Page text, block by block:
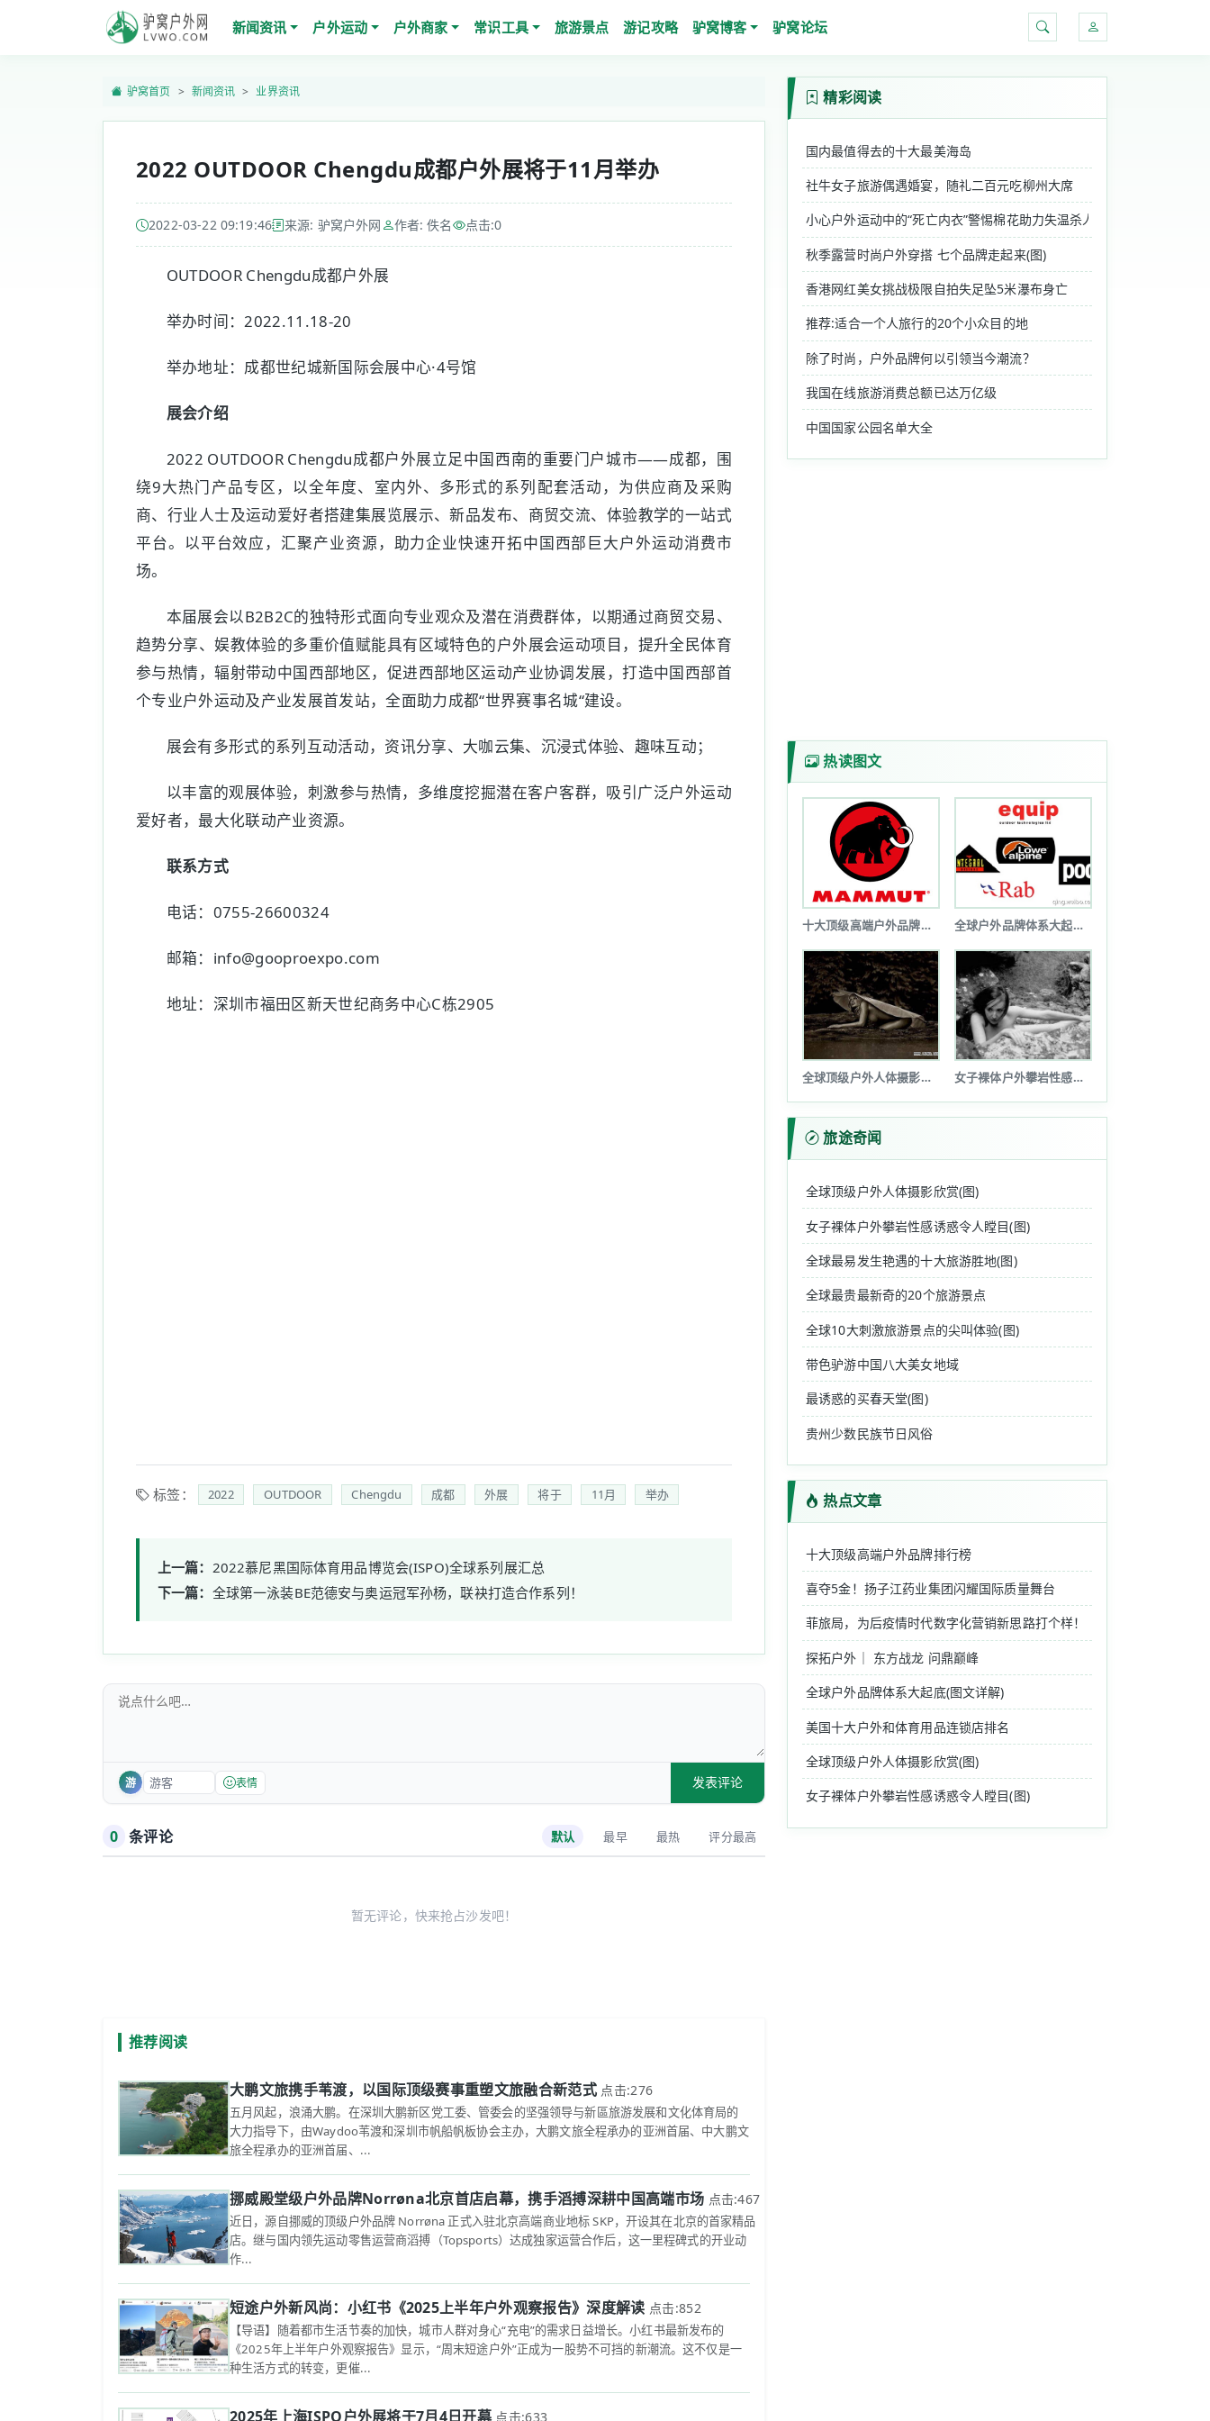
新闻资讯 户外运动 户外商家 常识工具 旅游景点 游记攻略 驴窝博客 驴窝论坛
搜索
驴窝首页 新闻资讯 业界资讯
2022 OUTDOOR Chengdu成都户外展将于11月举办
2022-03-22 09:19:46 来源: 驴窝户外网 作者: 佚名 点击:0
OUTDOOR Chengdu成都户外展
举办时间：2022.11.18-20
举办地址：成都世纪城新国际会展中心·4号馆
展会介绍
2022 OUTDOOR Chengdu成都户外展立足中国西南的重要门户城市——成都，围
绕9大热门产品专区，以全年度、室内外、多形式的系列配套活动，为供应商及采购
商、行业人士及运动爱好者搭建集展览展示、新品发布、商贸交流、体验教学的一站式
平台。以平台效应，汇聚产业资源，助力企业快速开拓中国西部巨大户外运动消费市
场。
本届展会以B2B2C的独特形式面向专业观众及潜在消费群体，以期通过商贸交易、
趋势分享、娱教体验的多重价值赋能具有区域特色的户外展会运动项目，提升全民体育
参与热情，辐射带动中国西部地区，促进西部地区运动产业协调发展，打造中国西部首
个专业户外运动及产业发展首发站，全面助力成都“世界赛事名城“建设。
展会有多形式的系列互动活动，资讯分享、大咖云集、沉浸式体验、趣味互动；
以丰富的观展体验，刺激参与热情，多维度挖掘潜在客户客群，吸引广泛户外运动
爱好者，最大化联动产业资源。
联系方式
电话：0755-26600324
邮箱： info@gooproexpo.com
地址：深圳市福田区新天世纪商务中心C栋2905
标签： 2022 OUTDOOR Chengdu 成都 外展 将于 11月 举办
上一篇： 2022慕尼黑国际体育用品博览会(ISPO)全球系列展汇总
下一篇： 全球第一泳装BE范德安与奥运冠军孙杨，联袂打造合作系列！
游 表情 发表评论
0 条评论 默认 最早 最热 评分最高
暂无评论，快来抢占沙发吧！
推荐阅读
大鹏文旅携手苇渡，以国际顶级赛事重塑文旅融合新范式 点击:276
五月风起，浪涌大鹏。在深圳大鹏新区党工委、管委会的坚强领导与新區旅游发展和文化体育局的
大力指导下，由Waydoo苇渡和深圳市帆船帆板协会主办，大鹏文旅全程承办的亚洲首届、中大鹏文
旅全程承办的亚洲首届、...
挪威殿堂级户外品牌Norrøna北京首店启幕，携手滔搏深耕中国高端市场 点击:467
近日，源自挪威的顶级户外品牌 Norrøna 正式入驻北京高端商业地标 SKP，开设其在北京的首家精品
店。继与国内领先运动零售运营商滔搏（Topsports）达成独家运营合作后，这一里程碑式的开业动
作...
短途户外新风尚：小红书《2025上半年户外观察报告》深度解读 点击:852
【导语】随着都市生活节奏的加快，城市人群对身心“充电”的需求日益增长。小红书最新发布的
《2025年上半年户外观察报告》显示，“周末短途户外”正成为一股势不可挡的新潮流。这不仅是一
种生活方式的转变，更催...
2025年上海ISPO户外展将于7月4日开幕 点击:633
精彩阅读
国内最值得去的十大最美海岛
社牛女子旅游偶遇婚宴，随礼二百元吃柳州大席
小心户外运动中的“死亡内衣”警惕棉花助力失温杀人
秋季露营时尚户外穿搭 七个品牌走起来(图)
香港网红美女挑战极限自拍失足坠5米瀑布身亡
推荐:适合一个人旅行的20个小众目的地
除了时尚，户外品牌何以引领当今潮流？
我国在线旅游消费总额已达万亿级
中国国家公园名单大全
热读图文
十大顶级高端户外品牌排行榜 全球户外品牌体系大起底(图文详解)
全球顶级户外人体摄影欣赏(图) 女子裸体户外攀岩性感诱惑令人瞠目(图...
旅途奇闻
全球顶级户外人体摄影欣赏(图)
女子裸体户外攀岩性感诱惑令人瞠目(图)
全球最易发生艳遇的十大旅游胜地(图)
全球最贵最新奇的20个旅游景点
全球10大刺激旅游景点的尖叫体验(图)
带色驴游中国八大美女地域
最诱惑的买春天堂(图)
贵州少数民族节日风俗
热点文章
十大顶级高端户外品牌排行榜
喜夺5金！扬子江药业集团闪耀国际质量舞台
菲旅局，为后疫情时代数字化营销新思路打个样！
探拓户外｜ 东方战龙 问鼎巅峰
全球户外品牌体系大起底(图文详解)
美国十大户外和体育用品连锁店排名
全球顶级户外人体摄影欣赏(图)
女子裸体户外攀岩性感诱惑令人瞠目(图)